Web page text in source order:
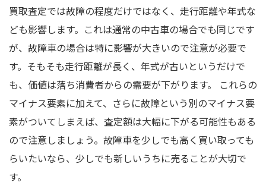
買取査定では故障の程度だけではなく、走行距離や年式な
ども影響します。これは通常の中古車の場合でも同じです
が、故障車の場合は特に影響が大きいので注意が必要で
す。そもそも走行距離が長く、年式が古いというだけで
も、価値は落ち消費者からの需要が下がります。 これらの
マイナス要素に加えて、さらに故障という別のマイナス要
素がついてしまえば、査定額は大幅に下がる可能性もある
ので注意しましょう。故障車を少しでも高く買い取っても
らいたいなら、少しでも新しいうちに売ることが大切で
す。